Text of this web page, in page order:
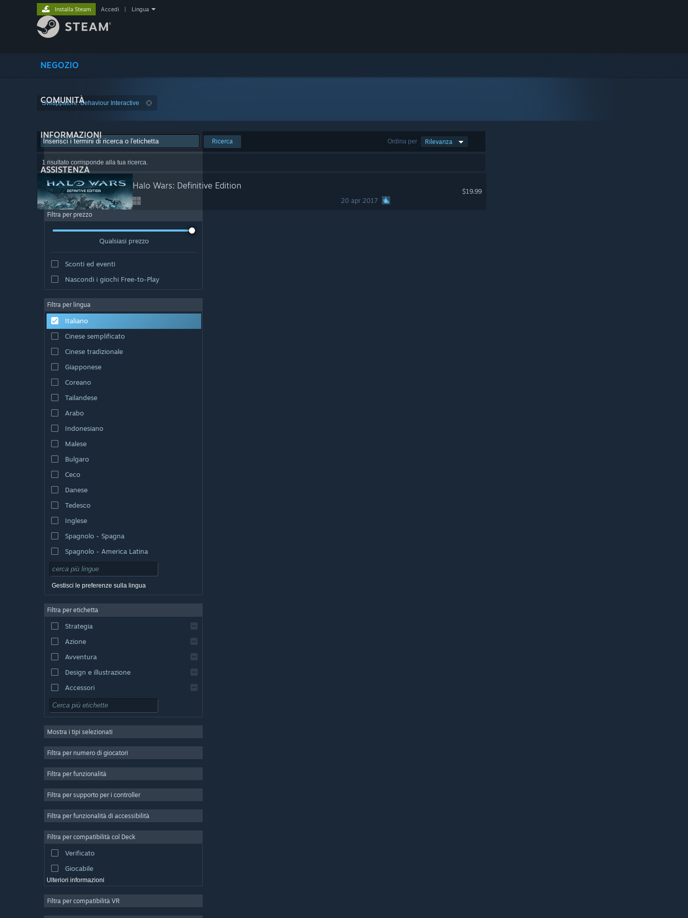
NEGOZIO
COMUNITÀ
INFORMAZIONI
ASSISTENZA
Installa Steam Accedi Lingua
Sviluppatore: Behaviour Interactive
Ordina per Rilevanza
Ricerca
1 risultato corrisponde alla tua ricerca.
Halo Wars: Definitive Edition
20 apr 2017
$19.99
Filtra per prezzo
Qualsiasi prezzo
Sconti ed eventi
Nascondi i giochi Free-to-Play
Filtra per lingua
Italiano
Cinese semplificato
Cinese tradizionale
Giapponese
Coreano
Tailandese
Arabo
Indonesiano
Malese
Bulgaro
Ceco
Danese
Tedesco
Inglese
Spagnolo - Spagna
Spagnolo - America Latina
Gestisci le preferenze sulla lingua
Filtra per etichetta
Strategia
Azione
Avventura
Design e illustrazione
Accessori
Free-to-Play
Multigiocatore di massa
Simulazione
Produzione di video
Fotoritocco
Mostra i tipi selezionati
Filtra per numero di giocatori
Filtra per funzionalità
Filtra per supporto per i controller
Filtra per funzionalità di accessibilità
Filtra per compatibilità col Deck
Verificato
Giocabile
Ulteriori informazioni
Filtra per compatibilità VR